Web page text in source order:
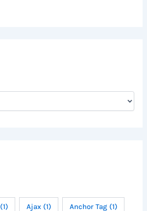
(1) Ajax(1) Anchor Tag(1)